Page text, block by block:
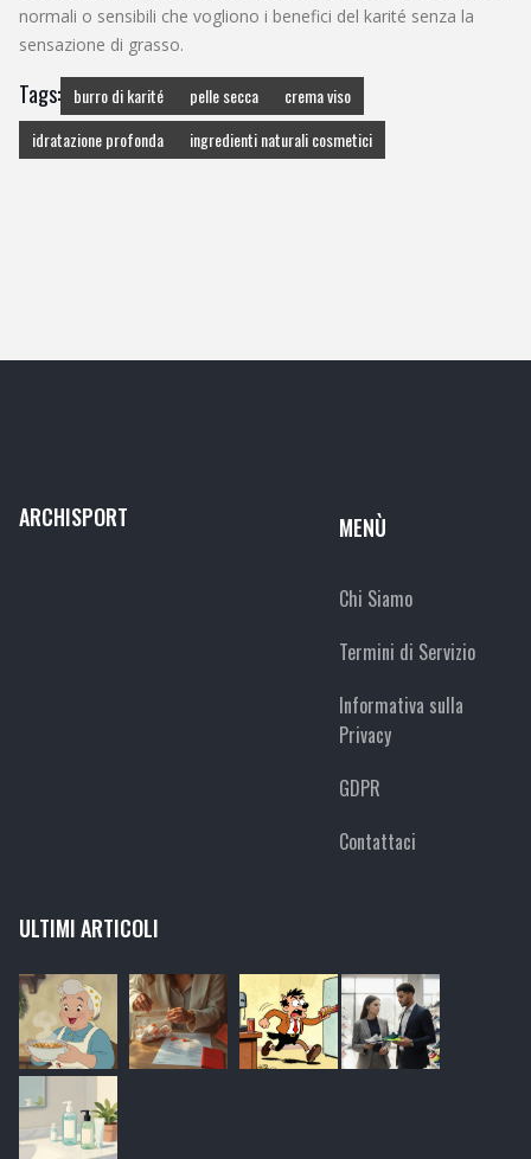
normali o sensibili che vogliono i benefici del karité senza la
sensazione di grasso.
Tags: burro di karité pelle secca
crema viso
idratazione profonda
ingredienti naturali cosmetici
ARCHISPORT MENÙ
Chi Siamo
Termini di Servizio
Informativa sulla
Privacy
GDPR
Contattaci
ULTIMI ARTICOLI